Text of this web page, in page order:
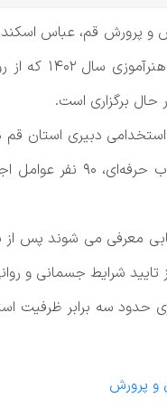
و پرورش قم، عباس
معرفی می شوند پس
شرایط جسمانی و
حدود سه برابر ظرفیت
و پرورش